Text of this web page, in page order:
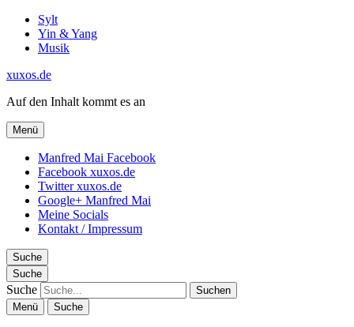
Sylt
Yin & Yang
Musik
xuxos.de
Auf den Inhalt kommt es an
Menü
Manfred Mai Facebook
Facebook xuxos.de
Twitter xuxos.de
Google+ Manfred Mai
Meine Socials
Kontakt / Impressum
Suche
Suche
Suche
Menü Suche